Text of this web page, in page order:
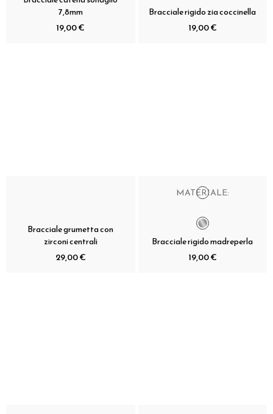
7,8mm
19,00 €
Bracciale rigido zia coccinella
19,00 €
Bracciale grumetta con
zirconi centrali
29,00 €
MATERIALE:
Bracciale rigido madreperla
19,00 €